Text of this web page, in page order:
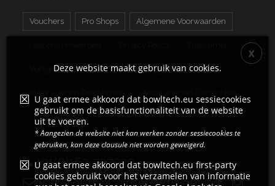
Vouchers Pro Shops Algemene Voorwaarden
Veelgestelde Vragen Maak je eigen Bowling Bal
+31(0)162-727039
info@ontheballbowling.eu
Deze website maakt gebruik van cookies.
U gaat ermee akkoord dat bowltech.eu sessiecookies
gebruikt om de basisfunctionaliteit van de website
uit te voeren.
* Aangezien de website niet kan werken zonder sessiecookies te
gebruiken, kan deze clausule niet worden geweigerd.
U gaat ermee akkoord dat bowltech.eu first-party
cookies gebruikt voor het verzamelen van informatie